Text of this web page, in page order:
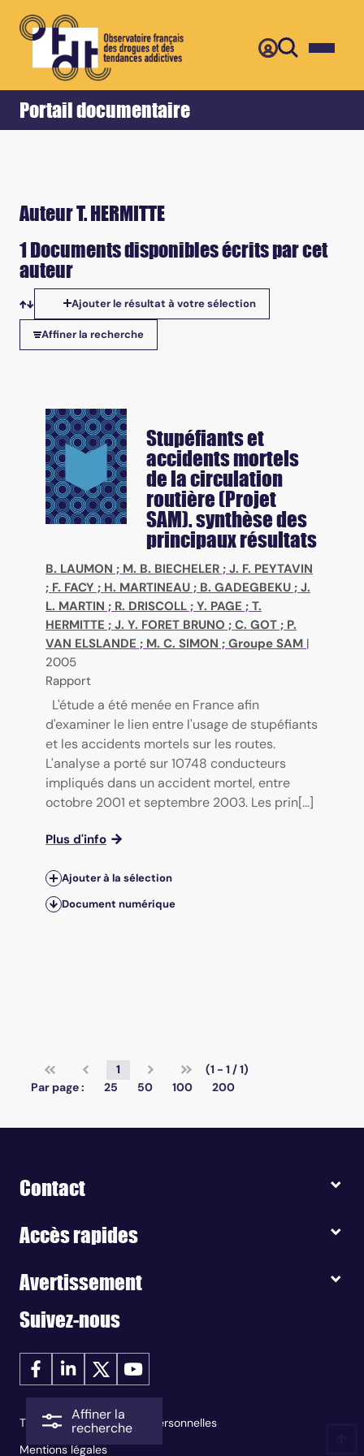
Affiner la
recherche
Portail documentaire
Accueil Retour
Auteur T. HERMITTE
1 Documents disponibles écrits par cet
auteur
Tris disponibles
Ajouter le résultat à votre sélection
Affiner la recherche
Stupéfiants et
accidents mortels
de la circulation
routière (Projet
SAM). synthèse des
principaux résultats
B. LAUMON ; M. B. BIECHELER ; J. F. PEYTAVIN
; F. FACY ; H. MARTINEAU ; B. GADEGBEKU ; J.
L. MARTIN ; R. DRISCOLL ; Y. PAGE ; T.
HERMITTE ; J. Y. FORET BRUNO ; C. GOT ; P.
VAN ELSLANDE ; M. C. SIMON ; Groupe SAM |
2005
Rapport
L'étude a été menée en France afin
d'examiner le lien entre l'usage de stupéfiants
et les accidents mortels sur les routes.
L'analyse a porté sur 10748 conducteurs
impliqués dans un accident mortel, entre
octobre 2001 et septembre 2003. Les prin[...]
Plus d'info
Ajouter à la sélection
Document numérique
1
(1 - 1 / 1)
Par page :
25 50 100 200
Contact
Accès rapides
Avertissement
Suivez-nous
Traitement des données personnelles
Mentions légales